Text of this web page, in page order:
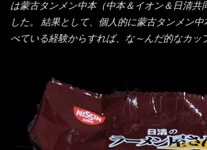
ズ】が必要だナァ～ 笑 私は、ブリッキーヌ
く...
ミンE)、クチナシ色素、ベニコウジ色素、香
タミンB1、香辛料抽出物、 カロチン色素 、(
油脂、植物性たん白、食塩、とろろ芋、卵白
ぷら)、添付調味料(砂糖、食塩、しょうゆ、
水分解物、ねぎ、香辛料、 植物油 、香味油
料(アミノ酸等)、炭酸カルシウム、カラメル
(Na)、増粘多糖類、レシチン、酸化防止剤(
は蒙古タンメン中本（中本＆イオン＆日清共
した。 結果として、個人的に蒙古タンメン
べている経験からすれば、な～んだ的なカッ
いつきました。 見た目は、炎のシルエットが
る・・・ でもパッケージに惑わされてはい
ヤングの【獄激辛焼きそば】を完食した漢だ
レーもな！ 今回、カップヌードル激辛味噌